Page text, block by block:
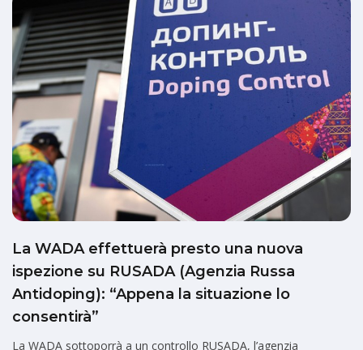
La WADA effettuerà presto una nuova
ispezione su RUSADA (Agenzia Russa
Antidoping): “Appena la situazione lo
consentirà”
La WADA sottoporrà a un controllo RUSADA, l’agenzia